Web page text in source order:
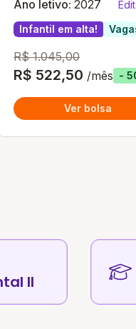
Vagas 2027
Ano letivo: 2027
Infantil em alta!
R$ 1.045,00
R$ 522,50 /mês -
Ver bolsa
II